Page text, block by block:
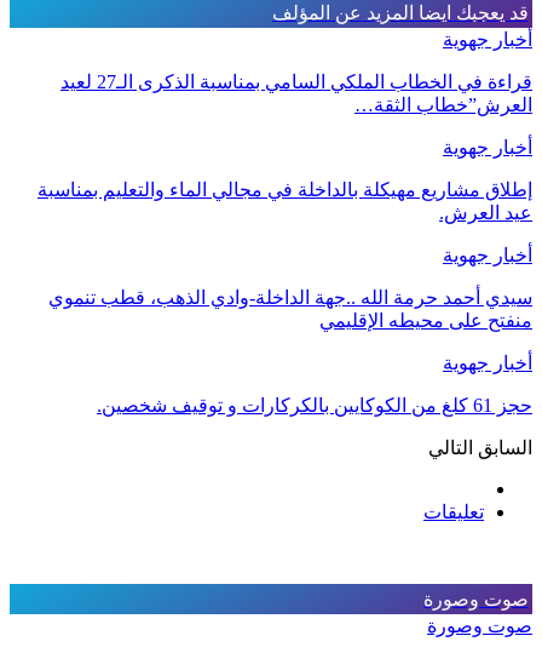
قد يعجبك ايضا المزيد عن المؤلف
أخبار جهوية
قراءة في الخطاب الملكي السامي بمناسبة الذكرى الـ27 لعيد
العرش”خطاب الثقة…
أخبار جهوية
إطلاق مشاريع مهيكلة بالداخلة في مجالي الماء والتعليم بمناسبة
عيد العرش.
أخبار جهوية
سيدي أحمد حرمة الله ..جهة الداخلة-وادي الذهب، قطب تنموي
منفتح على محيطه الإقليمي
أخبار جهوية
حجز 61 كلغ من الكوكايين بالكركارات و توقيف شخصين.
السابق التالي
تعليقات
صوت وصورة
صوت وصورة